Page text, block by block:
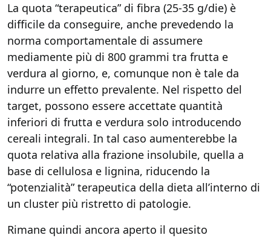
La quota “terapeutica” di fibra (25-35 g/die) è
difficile da conseguire, anche prevedendo la
norma comportamentale di assumere
mediamente più di 800 grammi tra frutta e
verdura al giorno, e, comunque non è tale da
indurre un effetto prevalente. Nel rispetto del
target, possono essere accettate quantità
inferiori di frutta e verdura solo introducendo
cereali integrali. In tal caso aumenterebbe la
quota relativa alla frazione insolubile, quella a
base di cellulosa e lignina, riducendo la
“potenzialità” terapeutica della dieta all’interno di
un cluster più ristretto di patologie.
Rimane quindi ancora aperto il quesito